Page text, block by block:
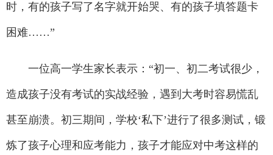
时，有的孩子写了名字就开始哭、有的孩子填答题卡
困难……”
一位高一学生家长表示：“初一、初二考试很少，
造成孩子没有考试的实战经验，遇到大考时容易慌乱
甚至崩溃。初三期间，学校‘私下’进行了很多测试，锻
炼了孩子心理和应考能力，孩子才能应对中考这样的